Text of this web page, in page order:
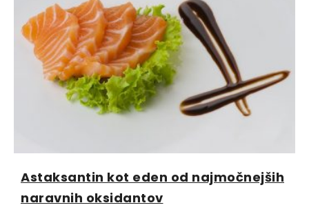
Astaksantin kot eden od najmočnejših
naravnih oksidantov